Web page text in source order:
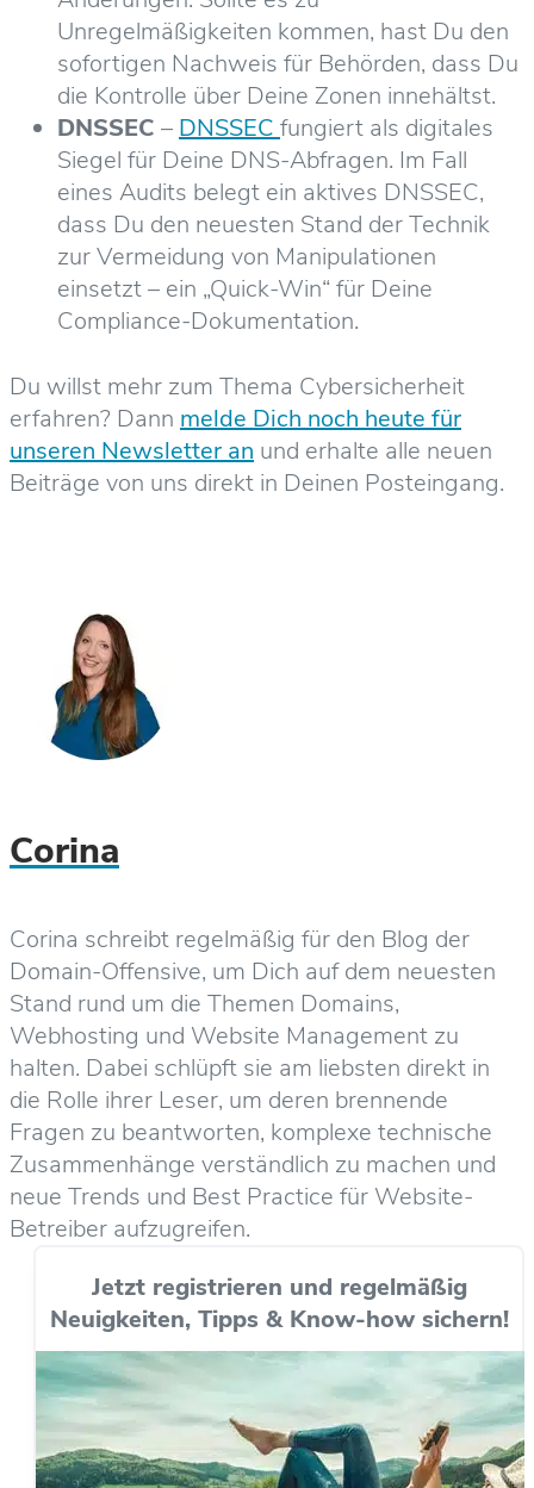
Unregelmäßigkeiten kommen, hast Du den
sofortigen Nachweis für Behörden, dass Du
die Kontrolle über Deine Zonen innehältst.
DNSSEC – DNSSEC fungiert als digitales
Siegel für Deine DNS-Abfragen. Im Fall
eines Audits belegt ein aktives DNSSEC,
dass Du den neuesten Stand der Technik
zur Vermeidung von Manipulationen
einsetzt – ein „Quick-Win“ für Deine
Compliance-Dokumentation.
Du willst mehr zum Thema Cybersicherheit
erfahren? Dann melde Dich noch heute für
unseren Newsletter an und erhalte alle neuen
Beiträge von uns direkt in Deinen Posteingang.
Corina
Corina schreibt regelmäßig für den Blog der
Domain-Offensive, um Dich auf dem neuesten
Stand rund um die Themen Domains,
Webhosting und Website Management zu
halten. Dabei schlüpft sie am liebsten direkt in
die Rolle ihrer Leser, um deren brennende
Fragen zu beantworten, komplexe technische
Zusammenhänge verständlich zu machen und
neue Trends und Best Practice für Website-
Betreiber aufzugreifen.
Jetzt registrieren und regelmäßig
Neuigkeiten, Tipps & Know-how sichern!